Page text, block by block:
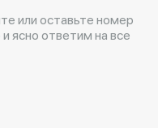
или оставьте номер
ясно ответим на все